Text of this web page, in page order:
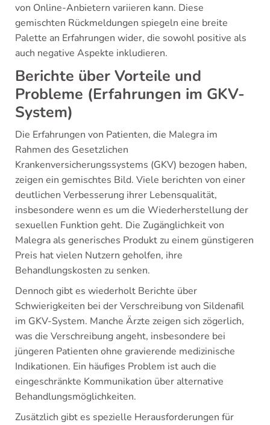
von Online-Anbietern variieren kann. Diese
gemischten Rückmeldungen spiegeln eine breite
Palette an Erfahrungen wider, die sowohl positive als
auch negative Aspekte inkludieren.
Berichte über Vorteile und
Probleme (Erfahrungen im GKV-
System)
Die Erfahrungen von Patienten, die Malegra im
Rahmen des Gesetzlichen
Krankenversicherungssystems (GKV) bezogen haben,
zeigen ein gemischtes Bild. Viele berichten von einer
deutlichen Verbesserung ihrer Lebensqualität,
insbesondere wenn es um die Wiederherstellung der
sexuellen Funktion geht. Die Zugänglichkeit von
Malegra als generisches Produkt zu einem günstigeren
Preis hat vielen Nutzern geholfen, ihre
Behandlungskosten zu senken.
Dennoch gibt es wiederholt Berichte über
Schwierigkeiten bei der Verschreibung von Sildenafil
im GKV-System. Manche Ärzte zeigen sich zögerlich,
was die Verschreibung angeht, insbesondere bei
jüngeren Patienten ohne gravierende medizinische
Indikationen. Ein häufiges Problem ist auch die
eingeschränkte Kommunikation über alternative
Behandlungsmöglichkeiten.
Zusätzlich gibt es spezielle Herausforderungen für